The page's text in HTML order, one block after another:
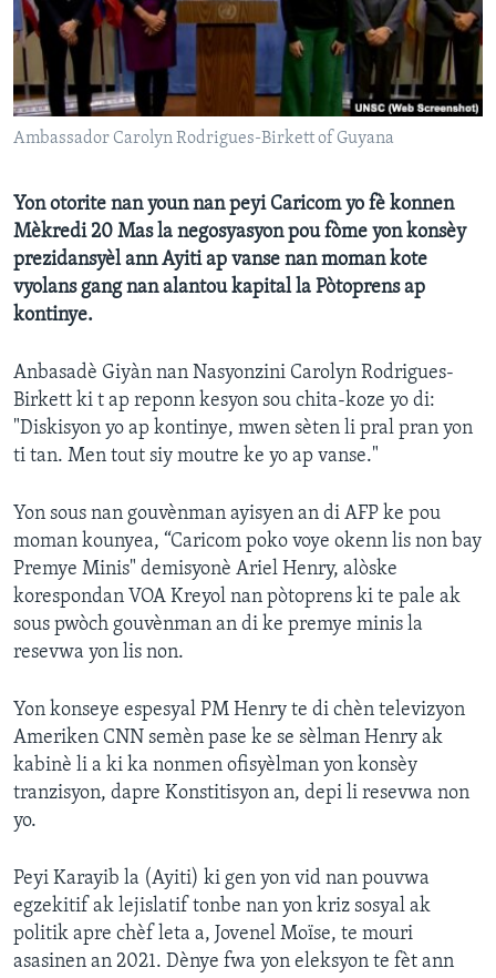
Languages
Ambassador Carolyn Rodrigues-Birkett of Guyana
Yon otorite nan youn nan peyi Caricom yo fè konnen
Mèkredi 20 Mas la negosyasyon pou fòme yon konsèy
prezidansyèl ann Ayiti ap vanse nan moman kote
vyolans gang nan alantou kapital la Pòtoprens ap
kontinye.
Anbasadè Giyàn nan Nasyonzini Carolyn Rodrigues-
Birkett ki t ap reponn kesyon sou chita-koze yo di:
"Diskisyon yo ap kontinye, mwen sèten li pral pran yon
ti tan. Men tout siy moutre ke yo ap vanse."
Yon sous nan gouvènman ayisyen an di AFP ke pou
moman kounyea, “Caricom poko voye okenn lis non bay
Premye Minis" demisyonè Ariel Henry, alòske
korespondan VOA Kreyol nan pòtoprens ki te pale ak
sous pwòch gouvènman an di ke premye minis la
resevwa yon lis non.
Yon konseye espesyal PM Henry te di chèn televizyon
Ameriken CNN semèn pase ke se sèlman Henry ak
kabinè li a ki ka nonmen ofisyèlman yon konsèy
tranzisyon, dapre Konstitisyon an, depi li resevwa non
yo.
Peyi Karayib la (Ayiti) ki gen yon vid nan pouvwa
egzekitif ak lejislatif tonbe nan yon kriz sosyal ak
politik apre chèf leta a, Jovenel Moïse, te mouri
asasinen an 2021. Dènye fwa yon eleksyon te fèt ann